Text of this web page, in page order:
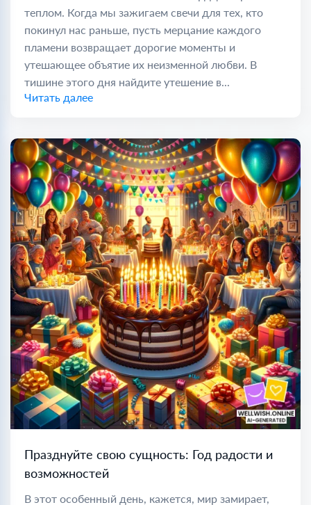
теплом. Когда мы зажигаем свечи для тех, кто
покинул нас раньше, пусть мерцание каждого
пламени возвращает дорогие моменты и
утешающее объятие их неизменной любви. В
тишине этого дня найдите утешение в...
Читать далее
Празднуйте свою сущность: Год радости и
возможностей
В этот особенный день, кажется, мир замирает,